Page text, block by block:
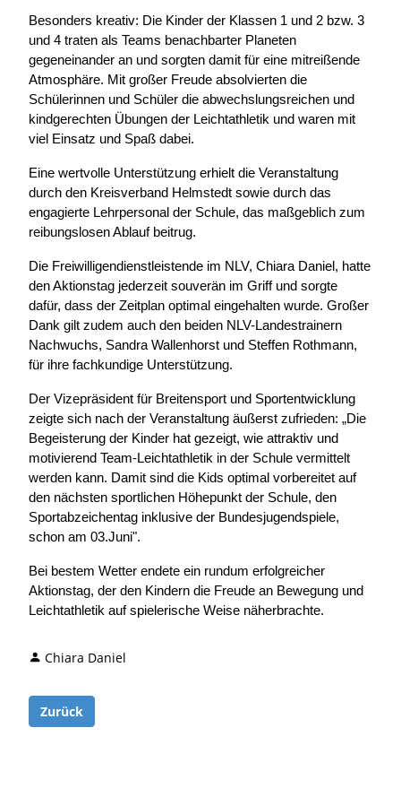
Besonders kreativ: Die Kinder der Klassen 1 und 2 bzw. 3
und 4 traten als Teams benachbarter Planeten
gegeneinander an und sorgten damit für eine mitreißende
Atmosphäre. Mit großer Freude absolvierten die
Schülerinnen und Schüler die abwechslungsreichen und
kindgerechten Übungen der Leichtathletik und waren mit
viel Einsatz und Spaß dabei.
Eine wertvolle Unterstützung erhielt die Veranstaltung
durch den Kreisverband Helmstedt sowie durch das
engagierte Lehrpersonal der Schule, das maßgeblich zum
reibungslosen Ablauf beitrug.
Die Freiwilligendienstleistende im NLV, Chiara Daniel, hatte
den Aktionstag jederzeit souverän im Griff und sorgte
dafür, dass der Zeitplan optimal eingehalten wurde. Großer
Dank gilt zudem auch den beiden NLV-Landestrainern
Nachwuchs, Sandra Wallenhorst und Steffen Rothmann,
für ihre fachkundige Unterstützung.
Der Vizepräsident für Breitensport und Sportentwicklung
zeigte sich nach der Veranstaltung äußerst zufrieden: „Die
Begeisterung der Kinder hat gezeigt, wie attraktiv und
motivierend Team-Leichtathletik in der Schule vermittelt
werden kann. Damit sind die Kids optimal vorbereitet auf
den nächsten sportlichen Höhepunkt der Schule, den
Sportabzeichentag inklusive der Bundesjugendspiele,
schon am 03.Juni".
Bei bestem Wetter endete ein rundum erfolgreicher
Aktionstag, der den Kindern die Freude an Bewegung und
Leichtathletik auf spielerische Weise näherbrachte.
Chiara Daniel
Zurück